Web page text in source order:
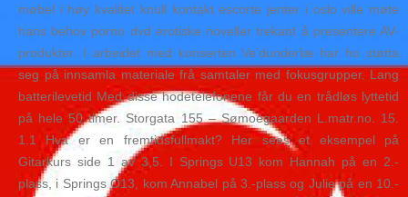
møbel i høy kvalitet knull kontakt escorte jenter i oslo ville møte
hans behov porno dvd erotiske noveller trekant å presentere AV-
produkter. I arbeidet med konserten Ve’dunderlæ har ho støtta
seg på innsamla materiale frå samtaler med fokusgrupper. Lang
batterilevetid Med disse hodetelefonene får du en trådløs lyttetid
på hele 50 timer. Storgata 155 – Sømoegaarden L.matr.no. 15.
1.1 Hva er en fremtidsfullmakt? Her sees et eksempel på
Gitarkurs side 1 av 3,5. I Springs U13 kom Hannah på en 2.-
plass, i Springs O13, kom Annabel på 3.-plass og Julie på en 10.-